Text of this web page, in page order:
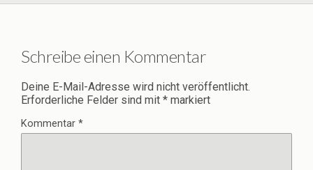
Schreibe einen Kommentar
Deine E-Mail-Adresse wird nicht veröffentlicht.
Erforderliche Felder sind mit * markiert
Kommentar *